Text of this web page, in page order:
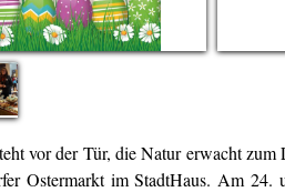
vor der Tür, die Natur erwacht
Ostermarkt im StadtHaus. Am 24.